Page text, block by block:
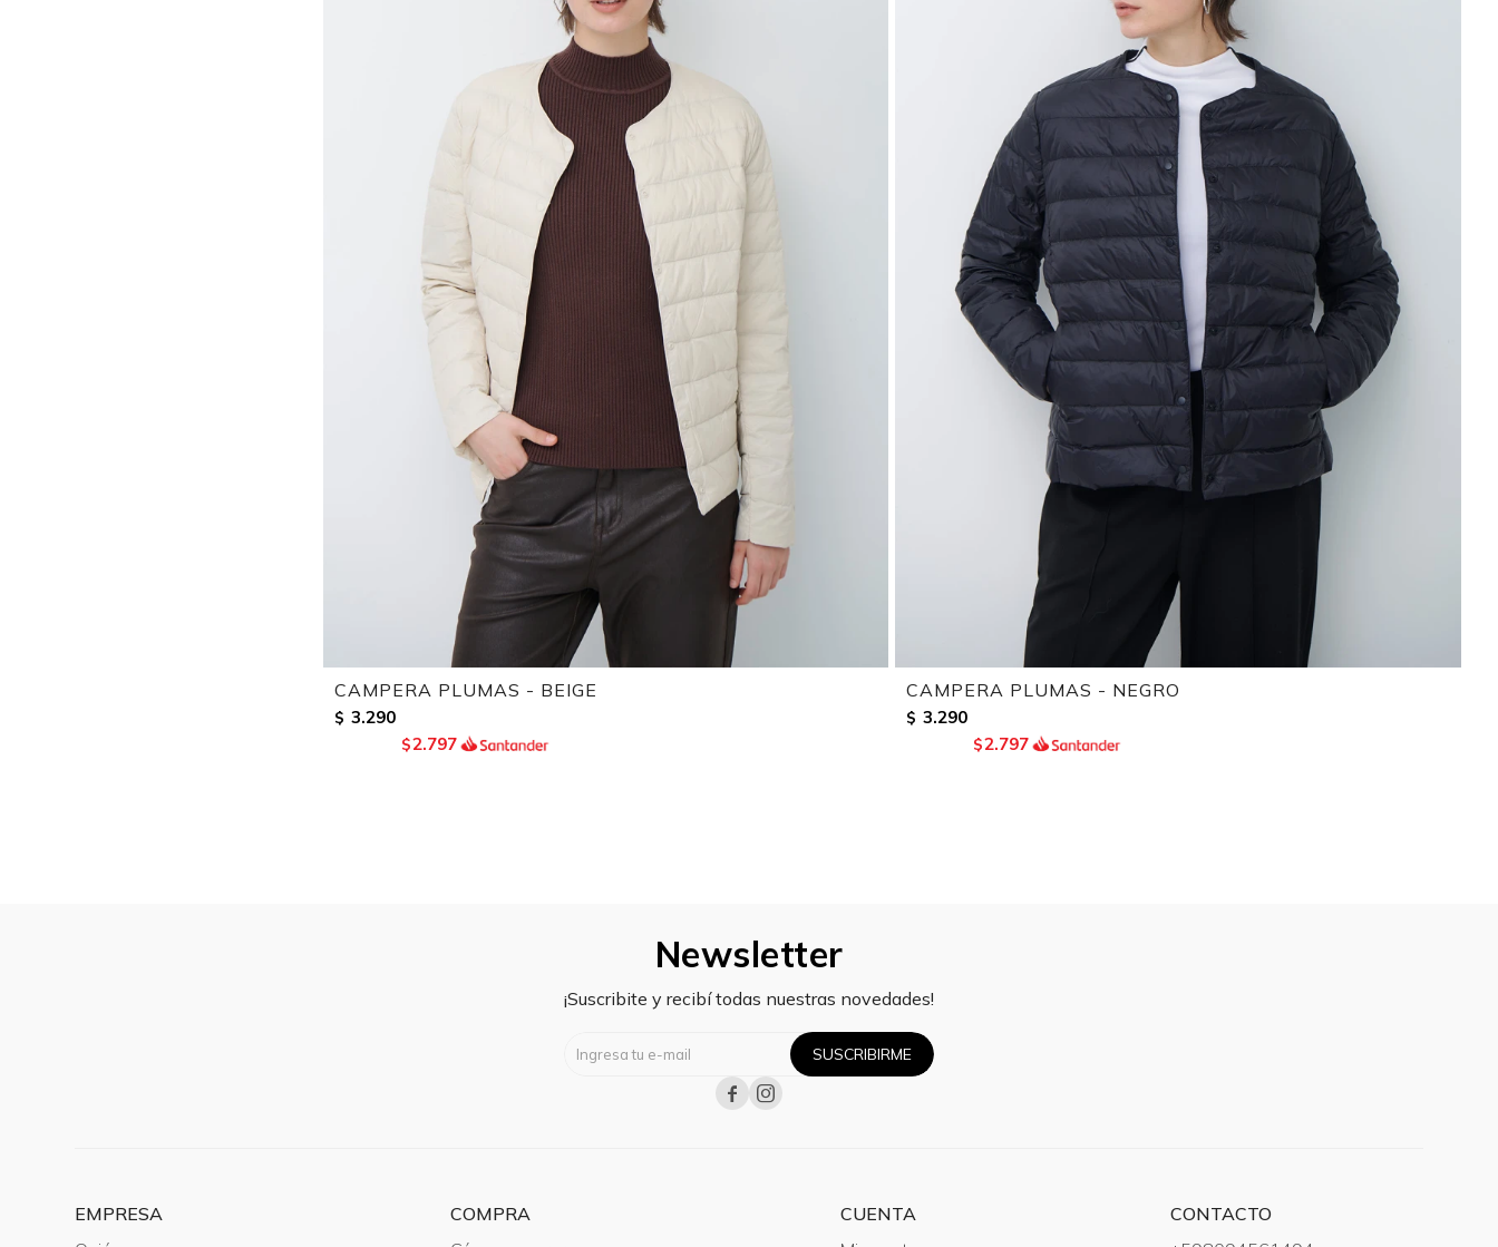
CAMPERA PLUMAS - BEIGE
$ 3.290
$2.797
CAMPERA PLUMAS - NEGRO
$ 3.290
$2.797
Newsletter
¡Suscribite y recibí todas nuestras novedades!
SUSCRIBIRME
 
EMPRESA
COMPRA
CUENTA
CONTACTO